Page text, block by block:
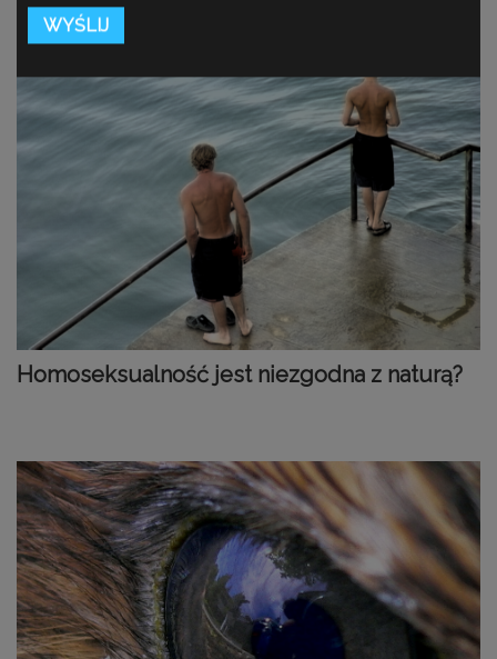
Homoseksualność jest niezgodna z naturą?